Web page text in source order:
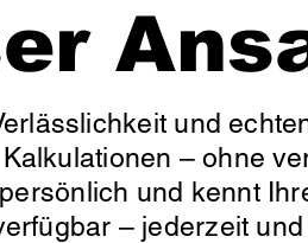
und
– ohne
und kennt
– jederzeit